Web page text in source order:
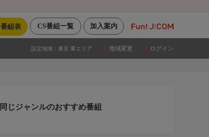
加入案内
CS番組一覧
番組表
設定地域： 東京 東エリア 地域変更 ログイン
同じジャンルのおすすめ番組